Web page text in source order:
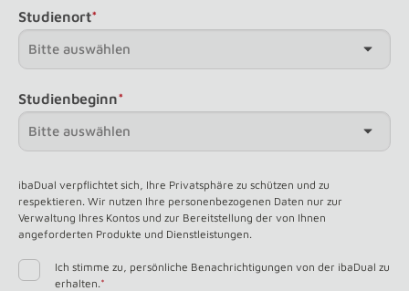
Studienort*
Studienbeginn*
ibaDual verpflichtet sich, Ihre Privatsphäre zu schützen und zu
respektieren. Wir nutzen Ihre personenbezogenen Daten nur zur
Verwaltung Ihres Kontos und zur Bereitstellung der von Ihnen
angeforderten Produkte und Dienstleistungen.
Ich stimme zu, persönliche Benachrichtigungen von der ibaDual zu
erhalten.*